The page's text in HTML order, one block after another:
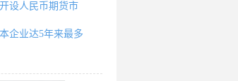
设人民币期货市
企业达5年来最多